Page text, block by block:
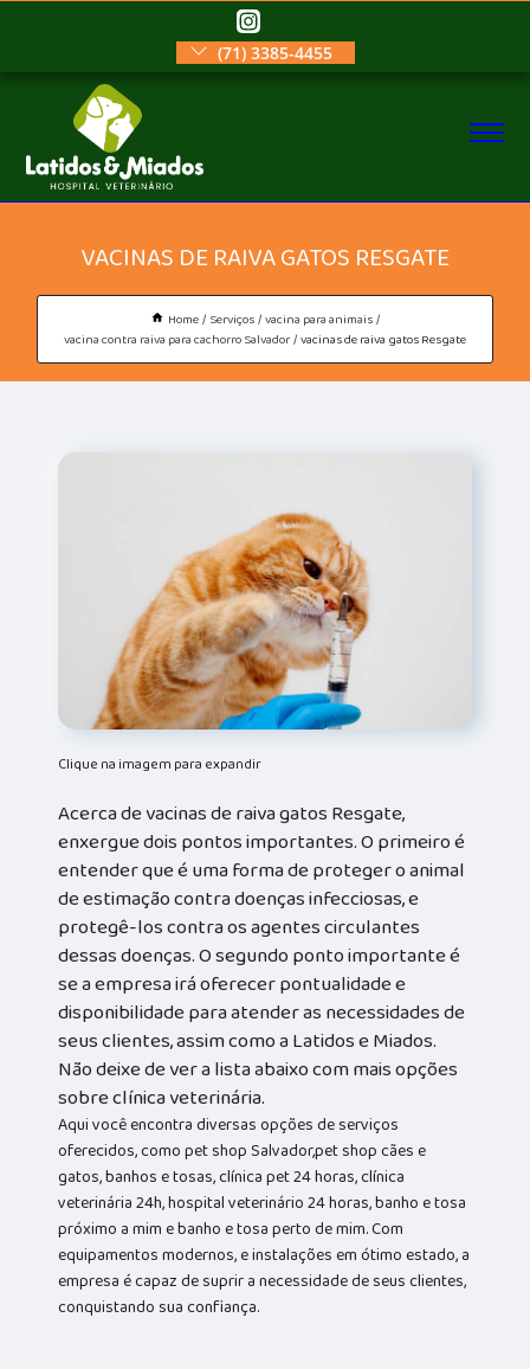
(71) 3385-4455
VACINAS DE RAIVA GATOS RESGATE
Home Serviços vacina para animais
vacina contra raiva para cachorro Salvador vacinas de raiva gatos Resgate
Clique na imagem para expandir
Acerca de vacinas de raiva gatos Resgate,
enxergue dois pontos importantes. O primeiro é
entender que é uma forma de proteger o animal
de estimação contra doenças infecciosas, e
protegê-los contra os agentes circulantes
dessas doenças. O segundo ponto importante é
se a empresa irá oferecer pontualidade e
disponibilidade para atender as necessidades de
seus clientes, assim como a Latidos e Miados.
Não deixe de ver a lista abaixo com mais opções
sobre clínica veterinária.
Aqui você encontra diversas opções de serviços
oferecidos, como pet shop Salvador,pet shop cães e
gatos, banhos e tosas, clínica pet 24 horas, clínica
veterinária 24h, hospital veterinário 24 horas, banho e tosa
próximo a mim e banho e tosa perto de mim. Com
equipamentos modernos, e instalações em ótimo estado, a
empresa é capaz de suprir a necessidade de seus clientes,
conquistando sua confiança.